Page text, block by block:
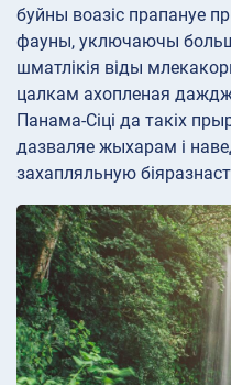
буйны воазіс прапануе
фауны, уключаючы больш
шматлікія віды
цалкам ахопленая
Панама-Сіці да такіх
дазваляе жыхарам і
захапляльную